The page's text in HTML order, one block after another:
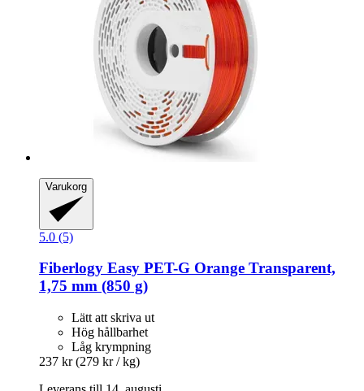
Varukorg
5.0 (5)
Fiberlogy Easy PET-​G Orange Transparent,
1,75 mm (850 g)
Lätt att skriva ut
Hög hållbarhet
Låg krympning
237 kr (279 kr / kg)